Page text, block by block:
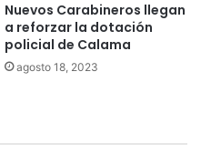
Nuevos Carabineros llegan
a reforzar la dotación
policial de Calama
agosto 18, 2023